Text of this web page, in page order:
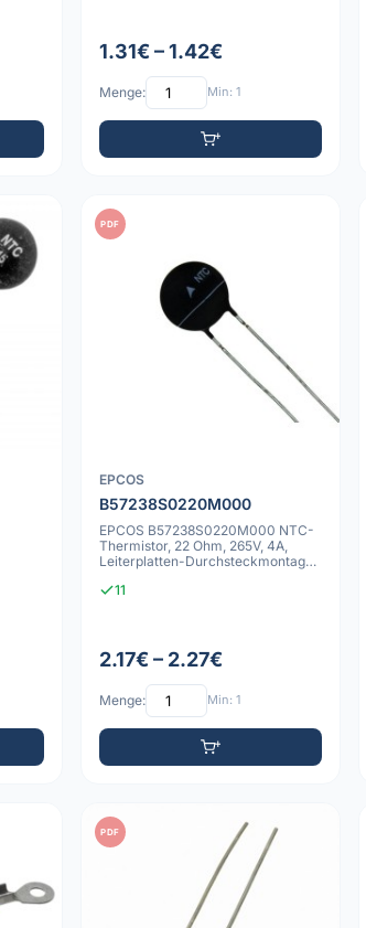
1.31€ – 1.42€
Menge: Min: 1
PDF
EPCOS
B57238S0220M000
EPCOS B57238S0220M000 NTC-
Thermistor, 22 Ohm, 265V, 4A,
Leiterplatten-Durchsteckmontage,
11
2.17€ – 2.27€
Menge: Min: 1
PDF